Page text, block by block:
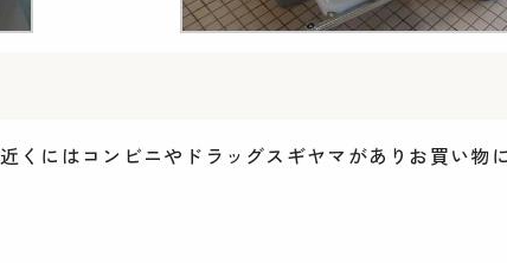
くにはコンビニやドラッグスギヤマがありお買い